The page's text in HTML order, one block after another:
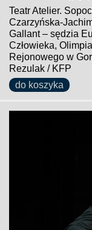
Teatr Atelier.
Czarzyńska-
Gallant – sędzia
Człowieka,
Rejonowego w
Rezulak / KFP
do koszyka